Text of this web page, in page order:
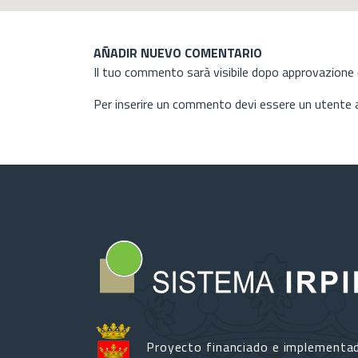
AÑADIR NUEVO COMENTARIO
Il tuo commento sarà visibile dopo approvazione
Per inserire un commento devi essere un
Proyecto financiado e